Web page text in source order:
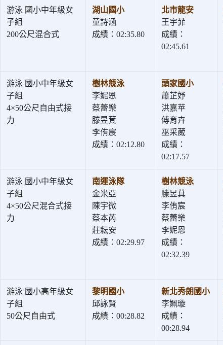
游泳 國小中年級女
子組
200公尺混合式
湖山國小
童詩涵
成績：02:35.80
北市龍安
王宇菲
成績：
02:45.61
游泳 國小中年級女
子組
4×50公尺自由式接
力
樹林競泳
李妮恩
蔡蕾樂
滕昱萁
李侑宸
成績：02:12.80
頭家國小
蕭芷妤
洪嘉苹
傅育卉
巫采葳
成績：
02:17.57
游泳 國小中年級女
子組
4×50公尺混合式接
力
南運泳隊
金米亞
陳宇微
蔡本芮
莊耘安
成績：02:29.97
樹林競泳
滕昱萁
李侑宸
蔡蕾樂
李妮恩
成績：
02:32.39
游泳 國小高年級女
子組
50公尺自由式
黎明國小
邱詠賢
成績：00:28.82
新北秀朗國小
李姵璇
成績：
00:28.94